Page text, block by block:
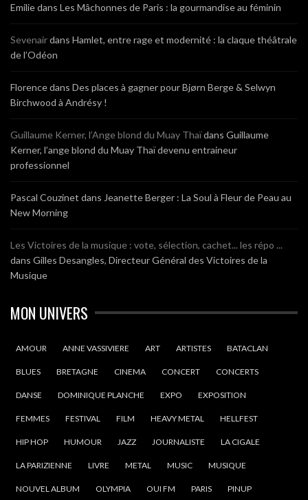
Emiliedans Les Mâchonnes de Paris : la gourmandise au féminin
Sevenairdans Hamlet, entre rage et modernité : la claque théâtrale
de l’Odéon
Florencedans Des places à gagner pour Bjørn Berge & Selwyn
Birchwood à Andrésy !
Guillaume Kerner, l’Ange blond du Muay Thaïdans Guillaume
Kerner, l’ange blond du Muay Thaï devenu entraineur
professionnel
Pascal Couzinet dans Jeanette Berger : La Soul à Fleur de Peau au
New Morning
Les Victoires de la musique : vote, sélection, cachet... les répo ...
dans Gilles Desangles, Directeur Général des Victoires de la
Musique
MON UNIVERS
AMOUR ANNE VASSIVIERE ART ARTISTES BATACLAN
BLUES BRETAGNE CINEMA CONCERT CONCERTS
DANSE DOMINIQUE PLANCHE EXPO EXPOSITION
FEMMES FESTIVAL FILM HEAVY METAL HELLFEST
HIP HOP HUMOUR JAZZ JOURNALISTE LA CIGALE
LA PARIZIENNE LIVRE METAL MUSIC MUSIQUE
NOUVEL ALBUM OLYMPIA OUI FM PARIS PINUP